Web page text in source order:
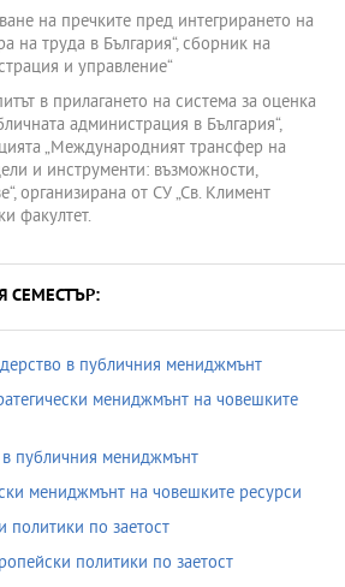
на пречките пред интегрирането на
на труда в България“, сборник на
и управление“
в прилагането на система за оценка
администрация в България“,
„Международният трансфер на
и инструменти: възможности,
организирана от СУ „Св. Климент
факултет.
СЕМЕСТЪР:
в публичния мениджмънт
мениджмънт на човешките
публичния мениджмънт
мениджмънт на човешките ресурси
по заетост
политики по заетост